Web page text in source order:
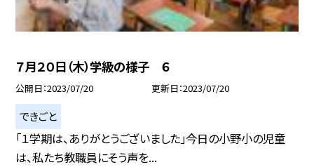
７月２０日（木）学級の様子 ６
公開日 2023/07/20 更新日 2023/07/20
できごと
「１学期は、ありがとうございました」今日の小野小の児童
は、私たち教職員にそう声を...